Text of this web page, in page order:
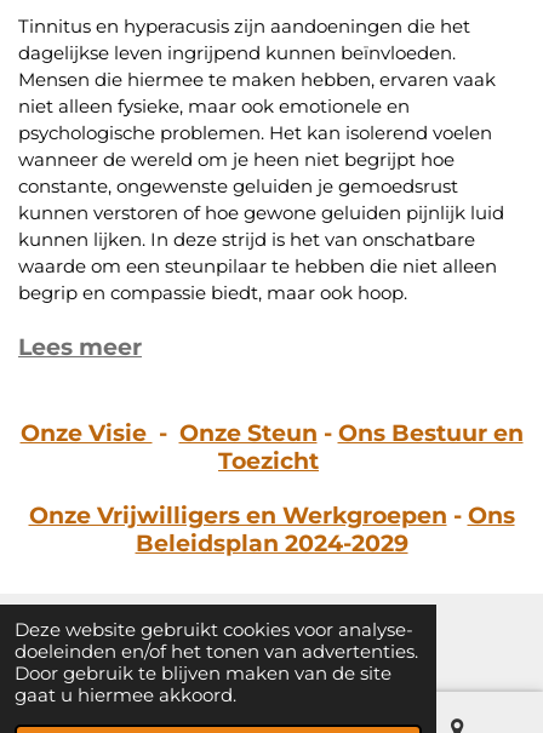
Deze website gebruikt cookies voor analyse-
doeleinden en/of het tonen van advertenties.
Door gebruik te blijven maken van de site
gaat u hiermee akkoord.
Tinnitus en hyperacusis zijn aandoeningen die het
dagelijkse leven ingrijpend kunnen beïnvloeden.
Mensen die hiermee te maken hebben, ervaren vaak
niet alleen fysieke, maar ook emotionele en
psychologische problemen. Het kan isolerend voelen
wanneer de wereld om je heen niet begrijpt hoe
constante, ongewenste geluiden je gemoedsrust
kunnen verstoren of hoe gewone geluiden pijnlijk luid
kunnen lijken. In deze strijd is het van onschatbare
waarde om een steunpilaar te hebben die niet alleen
begrip en compassie biedt, maar ook hoop.
Lees meer
Onze Visie - Onze Steun - Ons Bestuur en
Toezicht
Onze Vrijwilligers en Werkgroepen - Ons
Beleidsplan 2024-2029
© 2024 - 2026 Tinnitus Associatie Nederland